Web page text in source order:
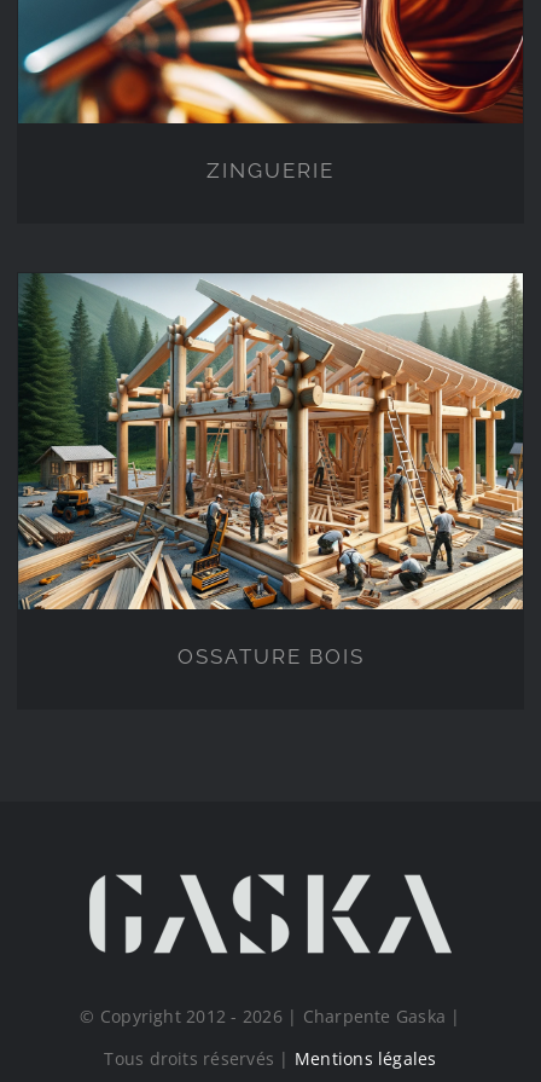
ZINGUERIE
OSSATURE BOIS
OSSATURE BOIS
© Copyright 2012 - 2026 | Charpente Gaska |
Tous droits réservés | Mentions légales